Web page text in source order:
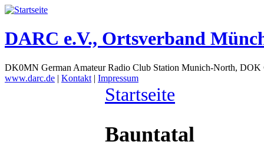
DARC e.V., Ortsverband
DK0MN German Amateur Radio Club Station Munich-North,
www.darc.de | Kontakt | Impressum
Startseite
Bauntatal